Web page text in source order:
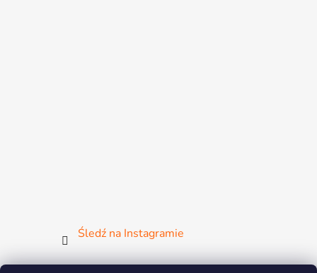
Śledź na Instagramie